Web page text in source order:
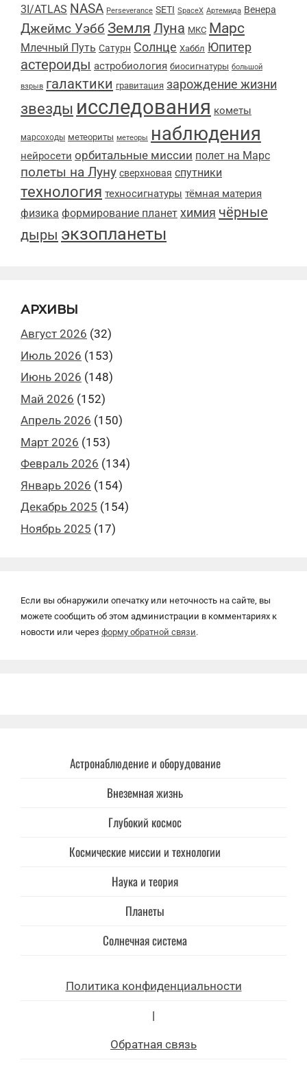
3I/ATLAS NASA Perseverance SETI SpaceX Артемида Венера
Джеймс Уэбб Земля Луна МКС Марс
Млечный Путь Сатурн Солнце Хаббл Юпитер
астероиды астробиология биосигнатуры большой
взрыв галактики гравитация зарождение жизни
звезды исследования кометы
марсоходы метеориты метеоры наблюдения
нейросети орбитальные миссии полет на Марс
полеты на Луну сверхновая спутники
технология техносигнатуры тёмная материя
физика формирование планет химия чёрные
дыры экзопланеты
АРХИВЫ
Август 2026 (32)
Июль 2026 (153)
Июнь 2026 (148)
Май 2026 (152)
Апрель 2026 (150)
Март 2026 (153)
Февраль 2026 (134)
Январь 2026 (154)
Декабрь 2025 (154)
Ноябрь 2025 (17)
Если вы обнаружили опечатку или неточность на сайте, вы
можете сообщить об этом администрации в комментариях к
новости или через форму обратной связи.
Астронаблюдение и оборудование
Внеземная жизнь
Глубокий космос
Космические миссии и технологии
Наука и теория
Планеты
Солнечная система
Политика конфиденциальности
|
Обратная связь